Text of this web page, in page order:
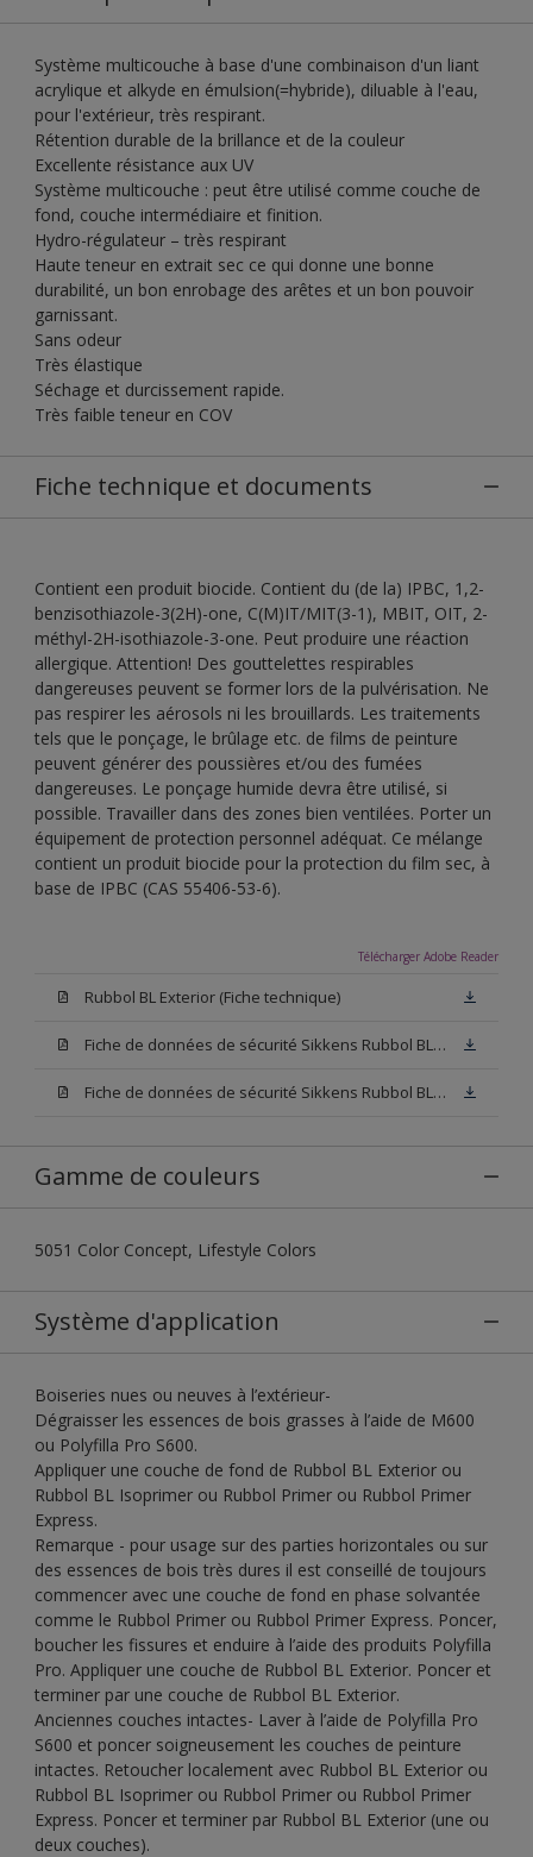
Système multicouche à base d'une combinaison d'un liant
acrylique et alkyde en émulsion(=hybride), diluable à l'eau,
pour l'extérieur, très respirant.
Rétention durable de la brillance et de la couleur
Excellente résistance aux UV
Système multicouche : peut être utilisé comme couche de
fond, couche intermédiaire et finition.
Hydro-régulateur – très respirant
Haute teneur en extrait sec ce qui donne une bonne
durabilité, un bon enrobage des arêtes et un bon pouvoir
garnissant.
Sans odeur
Très élastique
Séchage et durcissement rapide.
Très faible teneur en COV
Fiche technique et documents
Contient een produit biocide. Contient du (de la) IPBC, 1,2-
benzisothiazole-3(2H)-one, C(M)IT/MIT(3-1), MBIT, OIT, 2-
méthyl-2H-isothiazole-3-one. Peut produire une réaction
allergique. Attention! Des gouttelettes respirables
dangereuses peuvent se former lors de la pulvérisation. Ne
pas respirer les aérosols ni les brouillards. Les traitements
tels que le ponçage, le brûlage etc. de films de peinture
peuvent générer des poussières et/ou des fumées
dangereuses. Le ponçage humide devra être utilisé, si
possible. Travailler dans des zones bien ventilées. Porter un
équipement de protection personnel adéquat. Ce mélange
contient un produit biocide pour la protection du film sec, à
base de IPBC (CAS 55406-53-6).
Télécharger Adobe Reader
Rubbol BL Exterior (Fiche technique)
Fiche de données de sécurité Sikkens Rubbol BL Exterior W05 (PDF)
Fiche de données de sécurité Sikkens Rubbol BL Exterior N00 (PDF)
Gamme de couleurs
5051 Color Concept, Lifestyle Colors
Système d'application
Boiseries nues ou neuves à l’extérieur-
Dégraisser les essences de bois grasses à l’aide de M600
ou Polyfilla Pro S600.
Appliquer une couche de fond de Rubbol BL Exterior ou
Rubbol BL Isoprimer ou Rubbol Primer ou Rubbol Primer
Express.
Remarque - pour usage sur des parties horizontales ou sur
des essences de bois très dures il est conseillé de toujours
commencer avec une couche de fond en phase solvantée
comme le Rubbol Primer ou Rubbol Primer Express. Poncer,
boucher les fissures et enduire à l’aide des produits Polyfilla
Pro. Appliquer une couche de Rubbol BL Exterior. Poncer et
terminer par une couche de Rubbol BL Exterior.
Anciennes couches intactes- Laver à l’aide de Polyfilla Pro
S600 et poncer soigneusement les couches de peinture
intactes. Retoucher localement avec Rubbol BL Exterior ou
Rubbol BL Isoprimer ou Rubbol Primer ou Rubbol Primer
Express. Poncer et terminer par Rubbol BL Exterior (une ou
deux couches).